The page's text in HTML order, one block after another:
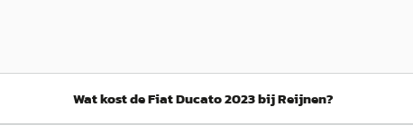
Wat kost de Fiat Ducato 2023 bij Reijnen?